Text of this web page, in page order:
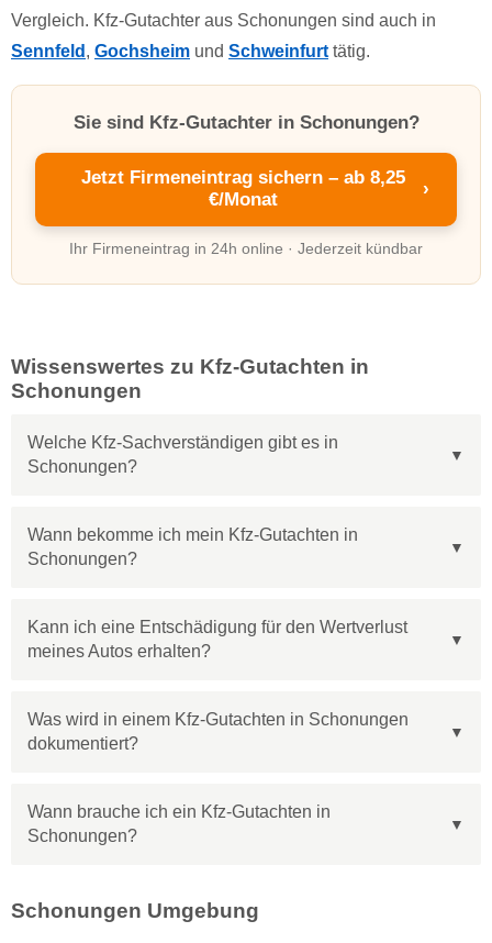
Vergleich. Kfz-Gutachter aus Schonungen sind auch in
Sennfeld , Gochsheim und Schweinfurt tätig.
Sie sind Kfz-Gutachter in Schonungen?
Jetzt Firmeneintrag sichern – ab 8,25
€/Monat
›
Ihr Firmeneintrag in 24h online · Jederzeit kündbar
Wissenswertes zu Kfz-Gutachten in
Schonungen
Welche Kfz-Sachverständigen gibt es in
Schonungen?
Wann bekomme ich mein Kfz-Gutachten in
Schonungen?
Kann ich eine Entschädigung für den Wertverlust
meines Autos erhalten?
Was wird in einem Kfz-Gutachten in Schonungen
dokumentiert?
Wann brauche ich ein Kfz-Gutachten in
Schonungen?
Schonungen Umgebung